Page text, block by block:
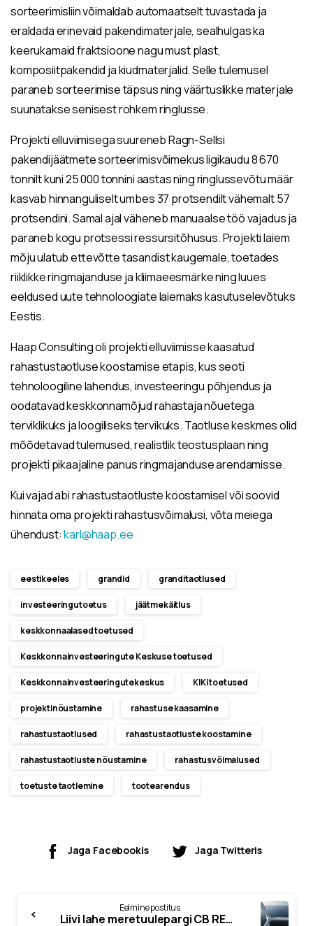
sorteerimisliin võimaldab automaatselt tuvastada ja
eraldada erinevaid pakendimaterjale, sealhulgas ka
keerukamaid fraktsioone nagu must plast,
komposiitpakendid ja kiudmaterjalid. Selle tulemusel
paraneb sorteerimise täpsus ning väärtuslikke materjale
suunatakse senisest rohkem ringlusse.
Projekti elluviimisega suureneb Ragn-Sellsi
pakendijäätmete sorteerimisvõimekus ligikaudu 8 670
tonnilt kuni 25 000 tonnini aastas ning ringlussevõtu määr
kasvab hinnanguliselt umbes 37 protsendilt vähemalt 57
protsendini. Samal ajal väheneb manuaalse töö vajadus ja
paraneb kogu protsessi ressursitõhusus. Projekti laiem
mõju ulatub ettevõtte tasandist kaugemale, toetades
riiklikke ringmajanduse ja kliimaeesmärke ning luues
eeldused uute tehnoloogiate laiemaks kasutuselevõtuks
Eestis.
Haap Consulting oli projekti elluviimisse kaasatud
rahastustaotluse koostamise etapis, kus seoti
tehnoloogiline lahendus, investeeringu põhjendus ja
oodatavad keskkonnamõjud rahastaja nõuetega
terviklikuks ja loogiliseks tervikuks. Taotluse keskmes olid
mõõdetavad tulemused, realistlik teostusplaan ning
projekti pikaajaline panus ringmajanduse arendamisse.
Kui vajad abi rahastustaotluste koostamisel või soovid
hinnata oma projekti rahastusvõimalusi, võta meiega
ühendust:karl@haap.ee
eestikeeles grandid granditaotlused
investeeringutoetus jäätmekäitlus
keskkonnaalased toetused
Keskkonnainvesteeringute Keskuse toetused
Keskkonnainvesteeringutekeskus KIKi toetused
projektinõustamine rahastuse kaasamine
rahastustaotlused rahastustaotluste koostamine
rahastustaotluste nõustamine rahastusvõimalused
toetuste taotlemine tootearendus
Jaga Facebookis Jaga Twitteris
Eelmine postitus
Liivi lahe meretuulepargi CB RES taotlus